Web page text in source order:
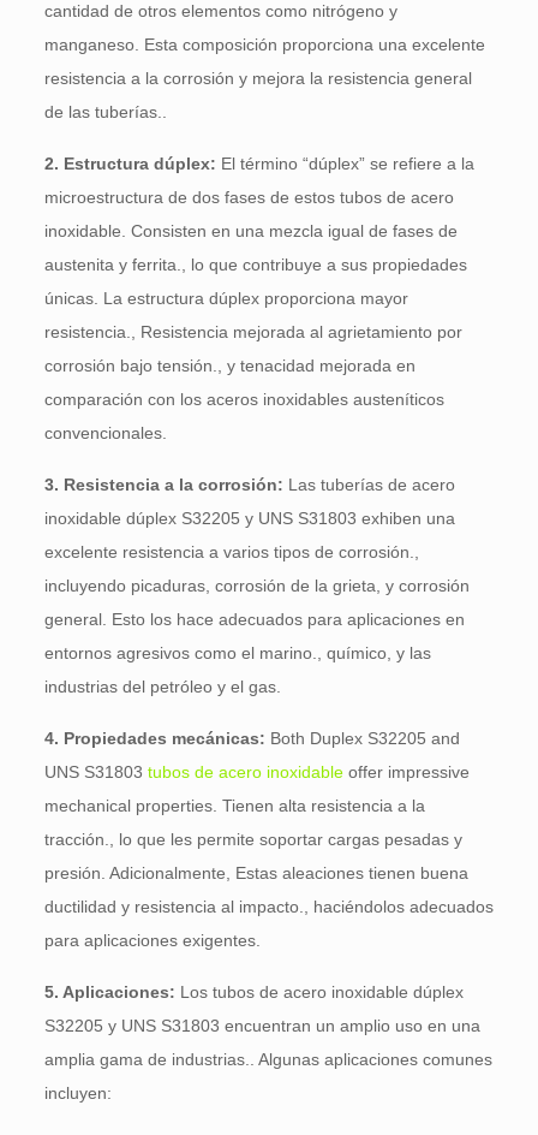
cantidad de otros elementos como nitrógeno y
manganeso. Esta composición proporciona una excelente
resistencia a la corrosión y mejora la resistencia general
de las tuberías..
2. Estructura dúplex: El término “dúplex” se refiere a la
microestructura de dos fases de estos tubos de acero
inoxidable. Consisten en una mezcla igual de fases de
austenita y ferrita., lo que contribuye a sus propiedades
únicas. La estructura dúplex proporciona mayor
resistencia., Resistencia mejorada al agrietamiento por
corrosión bajo tensión., y tenacidad mejorada en
comparación con los aceros inoxidables austeníticos
convencionales.
3. Resistencia a la corrosión: Las tuberías de acero
inoxidable dúplex S32205 y UNS S31803 exhiben una
excelente resistencia a varios tipos de corrosión.,
incluyendo picaduras, corrosión de la grieta, y corrosión
general. Esto los hace adecuados para aplicaciones en
entornos agresivos como el marino., químico, y las
industrias del petróleo y el gas.
4. Propiedades mecánicas: Both Duplex S32205 and
UNS S31803 tubos de acero inoxidable offer impressive
mechanical properties. Tienen alta resistencia a la
tracción., lo que les permite soportar cargas pesadas y
presión. Adicionalmente, Estas aleaciones tienen buena
ductilidad y resistencia al impacto., haciéndolos adecuados
para aplicaciones exigentes.
5. Aplicaciones: Los tubos de acero inoxidable dúplex
S32205 y UNS S31803 encuentran un amplio uso en una
amplia gama de industrias.. Algunas aplicaciones comunes
incluyen: